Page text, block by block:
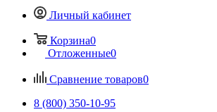
Личный кабинет
Корзина0
Отложенные0
Сравнение товаров0
8 (800) 350-10-95